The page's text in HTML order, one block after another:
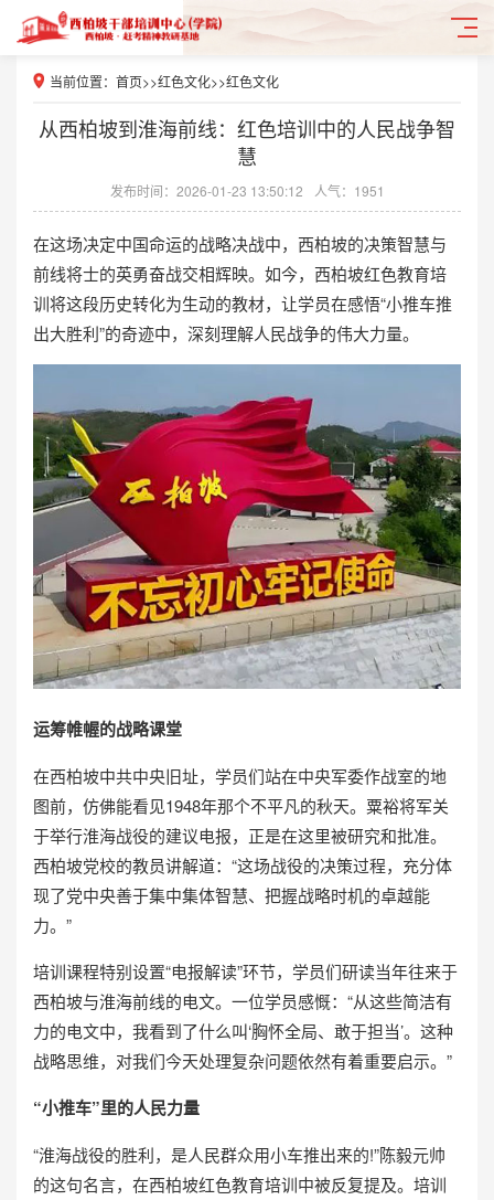
当前位置： 首页>>红色文化>>红色文化
从西柏坡到淮海前线：红色培训中的人民战争智
慧
发布时间：2026-01-23 13:50:12 人气：1951
在这场决定中国命运的战略决战中，西柏坡的决策智慧与
前线将士的英勇奋战交相辉映。如今， 西柏坡红色教育培
训将这段历史转化为生动的教材，让学员在感悟“小推车推
出大胜利”的奇迹中，深刻理解人民战争的伟大力量。
运筹帷幄的战略课堂
在西柏坡中共中央旧址，学员们站在中央军委作战室的地
图前，仿佛能看见1948年那个不平凡的秋天。粟裕将军关
于举行淮海战役的建议电报，正是在这里被研究和批准。
西柏坡党校的教员讲解道：“这场战役的决策过程，充分体
现了党中央善于集中集体智慧、把握战略时机的卓越能
力。”
培训课程特别设置“电报解读”环节，学员们研读当年往来于
西柏坡与淮海前线的电文。一位学员感慨：“从这些简洁有
力的电文中，我看到了什么叫‘胸怀全局、敢于担当’。这种
战略思维，对我们今天处理复杂问题依然有着重要启示。”
“小推车”里的人民力量
“淮海战役的胜利，是人民群众用小车推出来的!”陈毅元帅
的这句名言，在西柏坡红色教育培训中被反复提及。培训